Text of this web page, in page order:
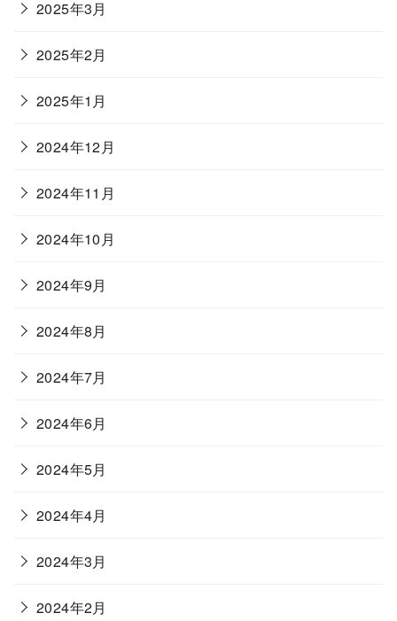
2025年3月
2025年2月
2025年1月
2024年12月
2024年11月
2024年10月
2024年9月
2024年8月
2024年7月
2024年6月
2024年5月
2024年4月
2024年3月
2024年2月